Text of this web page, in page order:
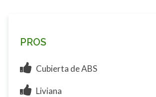
PROS
Cubierta de ABS
Liviana